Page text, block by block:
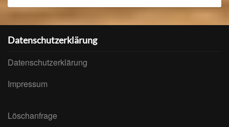
Datenschutzerklärung
Datenschutzerklärung
Impressum
Löschanfrage